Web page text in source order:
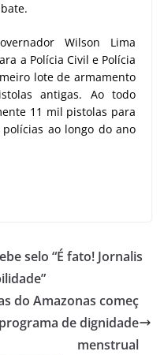
Wilson Lima
a Polícia Civil e Polícia
lote de armamento
antigas. Ao todo
11 mil pistolas para
ao longo do ano
selo “É fato! Jornalis
do Amazonas começ
de dignidade
menstrual